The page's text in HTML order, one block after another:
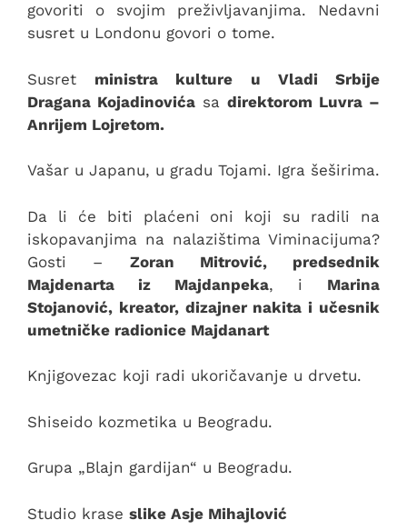
govoriti o svojim preživljavanjima. Nedavni
susret u Londonu govori o tome.
Susret ministra kulture u Vladi Srbije
Dragana Kojadinovića sa direktorom Luvra –
Anrijem Lojretom.
Vašar u Japanu, u gradu Tojami. Igra šeširima.
Da li će biti plaćeni oni koji su radili na
iskopavanjima na nalazištima Viminacijuma?
Gosti – Zoran Mitrović, predsednik
Majdenarta iz Majdanpeka, i Marina
Stojanović, kreator, dizajner nakita i učesnik
umetničke radionice Majdanart
Knjigovezac koji radi ukoričavanje u drvetu.
Shiseido kozmetika u Beogradu.
Grupa „Blajn gardijan“ u Beogradu.
Studio krase slike Asje Mihajlović